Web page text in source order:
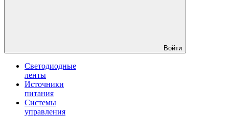
Войти
Светодиодные
ленты
Источники
питания
Системы
управления